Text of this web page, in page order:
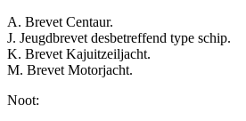
A. Brevet Centaur.
J. Jeugdbrevet desbetreffend type schip.
K. Brevet Kajuitzeiljacht.
M. Brevet Motorjacht.
Noot: